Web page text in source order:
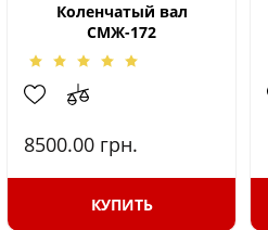
Коленчатый вал
СМЖ-172
8500.00 грн.
КУПИТЬ